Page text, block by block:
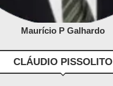
Maurício P Galhardo
CLÁUDIO PISSOLITO